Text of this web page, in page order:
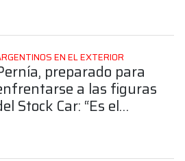
EN EL EXTERIOR
preparado para
a las figuras
Stock Car: “Es el